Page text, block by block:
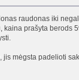
raudonas iki
prašyta berods
jis mėgsta padelioti